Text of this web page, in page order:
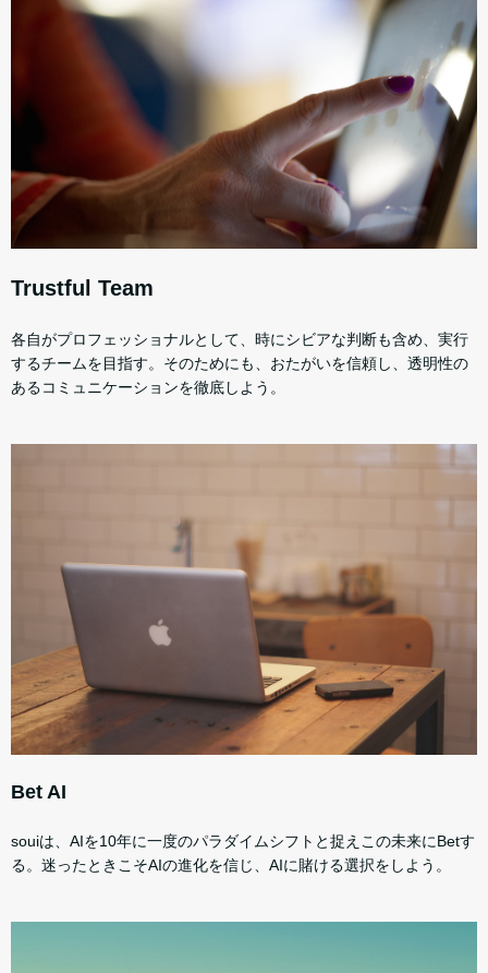
Trustful Team
各自がプロフェッショナルとして、時にシビアな判断も含め、実行
するチームを目指す。そのためにも、おたがいを信頼し、透明性の
あるコミュニケーションを徹底しよう。
Bet AI
souiは、AIを10年に一度のパラダイムシフトと捉えこの未来にBetす
る。迷ったときこそAIの進化を信じ、AIに賭ける選択をしよう。